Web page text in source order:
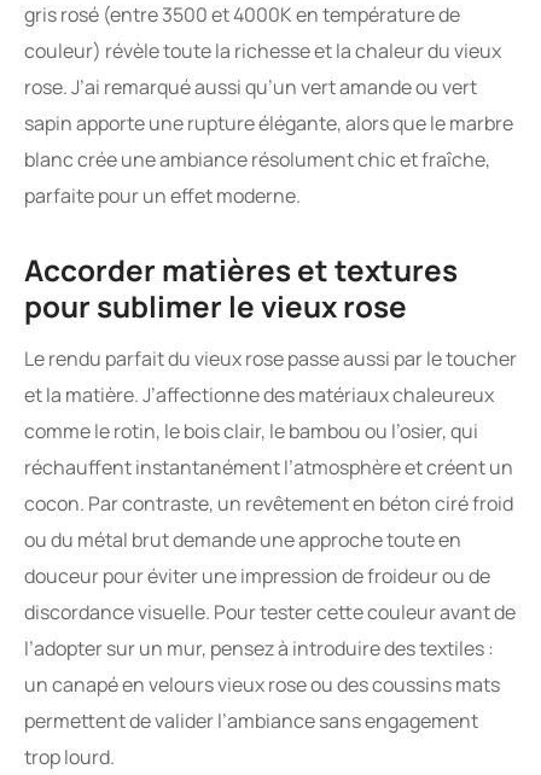
gris rosé (entre 3500 et 4000K en température de
couleur) révèle toute la richesse et la chaleur du vieux
rose. J’ai remarqué aussi qu’un vert amande ou vert
sapin apporte une rupture élégante, alors que le marbre
blanc crée une ambiance résolument chic et fraîche,
parfaite pour un effet moderne.
Accorder matières et textures
pour sublimer le vieux rose
Le rendu parfait du vieux rose passe aussi par le toucher
et la matière. J’affectionne des matériaux chaleureux
comme le rotin, le bois clair, le bambou ou l’osier, qui
réchauffent instantanément l’atmosphère et créent un
cocon. Par contraste, un revêtement en béton ciré froid
ou du métal brut demande une approche toute en
douceur pour éviter une impression de froideur ou de
discordance visuelle. Pour tester cette couleur avant de
l’adopter sur un mur, pensez à introduire des textiles :
un canapé en velours vieux rose ou des coussins mats
permettent de valider l’ambiance sans engagement
trop lourd.